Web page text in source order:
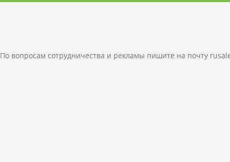
По вопросам сотрудничества и рекламы пишите на почту